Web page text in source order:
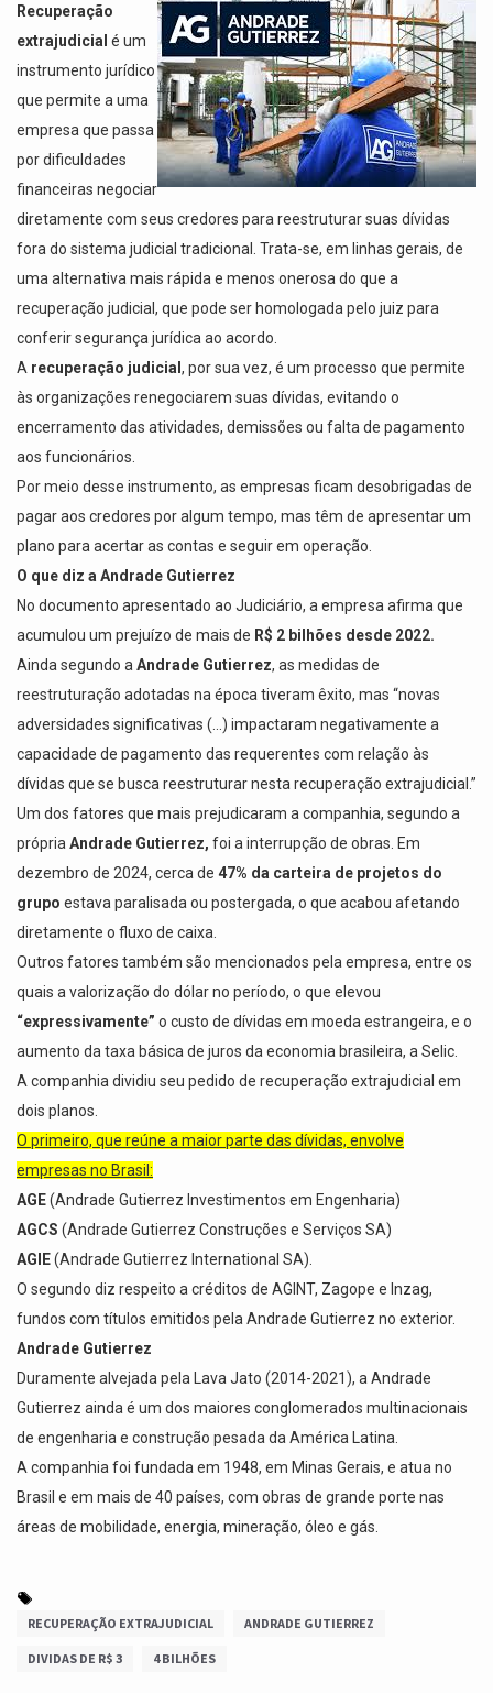
Recuperação
extrajudicial é um
instrumento jurídico
que permite a uma
empresa que passa
por dificuldades
financeiras negociar
diretamente com seus credores para reestruturar suas dívidas
fora do sistema judicial tradicional. Trata-se, em linhas gerais, de
uma alternativa mais rápida e menos onerosa do que a
recuperação judicial, que pode ser homologada pelo juiz para
conferir segurança jurídica ao acordo.
A recuperação judicial , por sua vez, é um processo que permite
às organizações renegociarem suas dívidas, evitando o
encerramento das atividades, demissões ou falta de pagamento
aos funcionários.
Por meio desse instrumento, as empresas ficam desobrigadas de
pagar aos credores por algum tempo, mas têm de apresentar um
plano para acertar as contas e seguir em operação.
O que diz a Andrade Gutierrez
No documento apresentado ao Judiciário, a empresa afirma que
acumulou um prejuízo de mais de R$ 2 bilhões desde 2022.
Ainda segundo a Andrade Gutierrez, as medidas de
reestruturação adotadas na época tiveram êxito, mas “novas
adversidades significativas (…) impactaram negativamente a
capacidade de pagamento das requerentes com relação às
dívidas que se busca reestruturar nesta recuperação extrajudicial.”
Um dos fatores que mais prejudicaram a companhia, segundo a
própria Andrade Gutierrez, foi a interrupção de obras. Em
dezembro de 2024, cerca de 47% da carteira de projetos do
grupo estava paralisada ou postergada, o que acabou afetando
diretamente o fluxo de caixa.
Outros fatores também são mencionados pela empresa, entre os
quais a valorização do dólar no período, o que elevou
“expressivamente” o custo de dívidas em moeda estrangeira, e o
aumento da taxa básica de juros da economia brasileira, a Selic.
A companhia dividiu seu pedido de recuperação extrajudicial em
dois planos.
O primeiro, que reúne a maior parte das dívidas, envolve
empresas no Brasil:
AGE(Andrade Gutierrez Investimentos em Engenharia)
AGCS (Andrade Gutierrez Construções e Serviços SA)
AGIE(Andrade Gutierrez International SA).
O segundo diz respeito a créditos de AGINT, Zagope e Inzag,
fundos com títulos emitidos pela Andrade Gutierrez no exterior.
Andrade Gutierrez
Duramente alvejada pela Lava Jato (2014-2021), a Andrade
Gutierrez ainda é um dos maiores conglomerados multinacionais
de engenharia e construção pesada da América Latina.
A companhia foi fundada em 1948, em Minas Gerais, e atua no
Brasil e em mais de 40 países, com obras de grande porte nas
áreas de mobilidade, energia, mineração, óleo e gás.
RECUPERAÇÃO EXTRAJUDICIAL ANDRADE GUTIERREZ
DIVIDAS DE R$ 3 4 BILHÕES